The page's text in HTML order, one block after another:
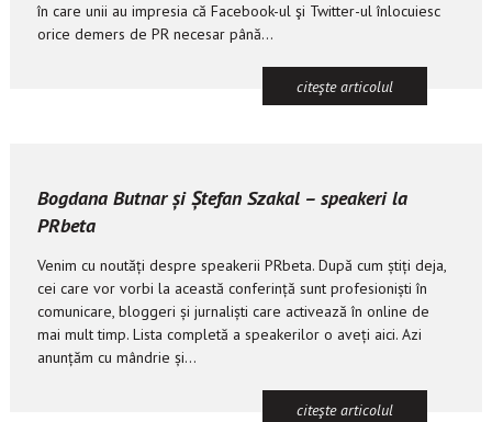
în care unii au impresia că Facebook-ul şi Twitter-ul înlocuiesc
orice demers de PR necesar până...
citeşte articolul
Bogdana Butnar și Ștefan Szakal – speakeri la
PRbeta
Venim cu noutăți despre speakerii PRbeta. După cum știți deja,
cei care vor vorbi la această conferință sunt profesioniști în
comunicare, bloggeri și jurnaliști care activează în online de
mai mult timp. Lista completă a speakerilor o aveți aici. Azi
anunțăm cu mândrie și...
citeşte articolul